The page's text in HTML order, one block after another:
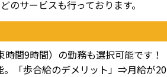
サービスも行っております。
間9時間）の勤務も選択可能です！
「歩合給のデメリット」⇒月給が20